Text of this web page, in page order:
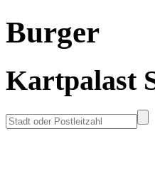
Burger
Kartpalast